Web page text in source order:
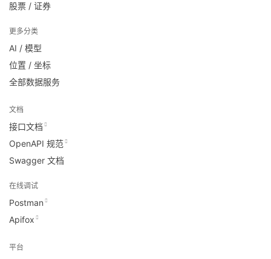
股票 / 证券
更多分类
AI / 模型
位置 / 坐标
全部数据服务
文档
接口文档
OpenAPI 规范
Swagger 文档
在线调试
Postman
Apifox
平台